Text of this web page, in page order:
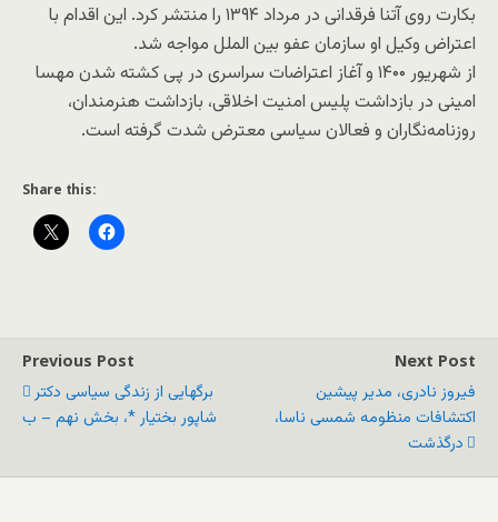
بکارت روی آتنا فرقدانی در مرداد ۱۳۹۴ را منتشر کرد. این اقدام با
اعتراض وکیل او سازمان عفو بین الملل مواجه شد.
از شهریور ۱۴۰۰ و آغاز اعتراضات سراسری در پی کشته شدن مهسا
امینی در بازداشت پلیس امنیت اخلاقی، بازداشت هنرمندان،
روزنامه‌نگاران و فعالان سیاسی معترض شدت گرفته است.
Share this:
Previous Post
برگهایی از زندگی سیاسی دکتر
شاپور بختیار *، بخش نهم – ب
Next Post
فیروز نادری، مدیر پیشین
اکتشافات منظومه‌ شمسی ناسا،
درگذشت